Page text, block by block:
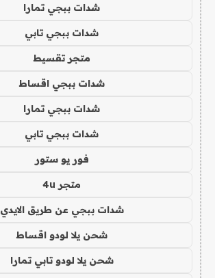
شدات ببجي تمارا
شدات ببجي تابي
متجر تقسيط
شدات ببجي اقساط
شدات ببجي تمارا
شدات ببجي تابي
فور يو ستور
متجر 4u
شدات ببجي عن طريق الايدي
شحن يلا لودو اقساط
شحن يلا لودو تابي تمارا